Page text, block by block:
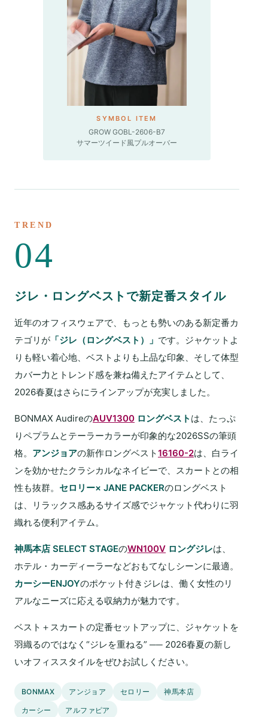
SYMBOL ITEM
GROW GOBL-2606-B7
サマーツイード風プルオーバー
TREND
04
ジレ・ロングベストで新定番スタイル
近年のオフィスウェアで、もっとも勢いのある新定番カ
テゴリが 「ジレ（ロングベスト）」 です。ジャケットよ
りも軽い着心地、ベストよりも上品な印象、そして体型
カバー力とトレンド感を兼ね備えたアイテムとして、
2026春夏はさらにラインアップが充実しました。
BONMAX AudireのAUV1300 ロングベスト は、たっぷ
りペプラムとテーラーカラーが印象的な2026SSの筆頭
格。 アンジョアの新作ロングベスト16160-2は、白ライ
ンを効かせたクラシカルなネイビーで、スカートとの相
性も抜群。 セロリー× JANE PACKERのロングベスト
は、リラックス感あるサイズ感でジャケット代わりに羽
織れる便利アイテム。
神馬本店 SELECT STAGEのWN100V ロングジレは、
ホテル・カーディーラーなどおもてなしシーンに最適。
カーシーENJOYのポケット付きジレは、働く女性のリ
アルなニーズに応える収納力が魅力です。
ベスト＋スカートの定番セットアップに、ジャケットを
羽織るのではなく“ジレを重ねる” ── 2026春夏の新し
いオフィススタイルをぜひお試しください。
BONMAX アンジョア セロリー 神馬本店
カーシー アルファピア